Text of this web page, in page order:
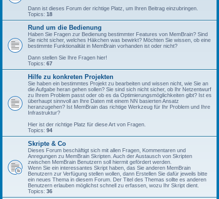
Dann ist dieses Forum der richtige Platz, um Ihren Beitrag einzubringen.
Topics: 18
Rund um die Bedienung
Haben Sie Fragen zur Bedienung bestimmter Features von MemBrain? Sind
Sie nicht sicher, welches Häkchen was bewirkt? Möchten Sie wissen, ob eine
bestimmte Funktionalität in MemBrain vorhanden ist oder nicht?
Dann stellen Sie Ihre Fragen hier!
Topics: 67
Hilfe zu konkreten Projekten
Sie haben ein bestimmtes Projekt zu bearbeiten und wissen nicht, wie Sie an
die Aufgabe heran gehen sollen? Sie sind sich nicht sicher, ob Ihr Netzentwurf
zu Ihrem Problem passt oder ob es da Optimierungsmöglichkeiten gibt? Ist es
überhaupt sinnvoll an Ihre Daten mit einem NN basierten Ansatz
heranzugehen? Ist MemBrain das richtige Werkzeug für Ihr Problem und Ihre
Infrastruktur?
Hier ist der richtige Platz für diese Art von Fragen.
Topics: 94
Skripte & Co
Dieses Forum beschäftigt sich mit allen Fragen, Kommentaren und
Anregungen zu MemBrain Skripten. Auch der Austausch von Skripten
zwischen MemBrain Benutzern soll hiermit gefördert werden.
Wenn Sie ein interessantes Skript haben, das Sie anderen MemBrain
Benutzern zur Verfügung stellen wollen, dann Erstellen Sie dafür jeweils bitte
ein neues Thema in diesem Forum. Der Titel des Themas sollte es anderen
Benutzern erlauben möglichst schnell zu erfassen, wozu Ihr Skript dient.
Topics: 36